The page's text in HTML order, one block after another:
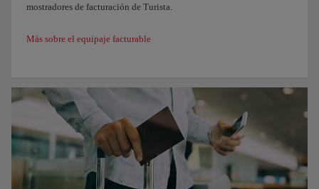
mostradores de facturación de Turista.
Más sobre el equipaje facturable